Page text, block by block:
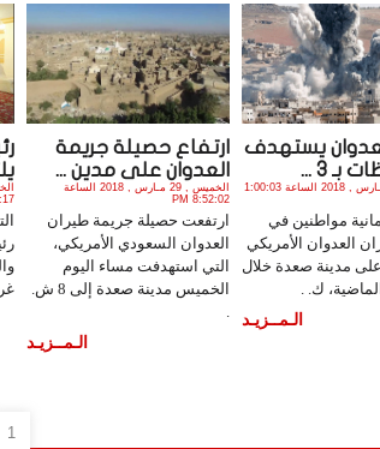
يستهدف
بـ 3 ...
الجمعة , 30 مـارس , 2018 الساعة 1:00:03
مواطنين في
العدوان الأمريكي
مدينة صعدة خلال
ك. .
الـمــزيـد
ارتفاع حصيلة جريمة
العدوان على مدين ...
الخميس , 29 مـارس , 2018 الساعة
8:52:02 PM
ارتفعت حصيلة جريمة طيران
العدوان السعودي الأمريكي،
التي استهدفت مساء اليوم
الخميس مدينة صعدة إلى 8 ش.
الـمــزيـد
PM
1